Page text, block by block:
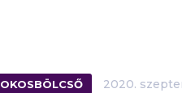
OKOSBÖLCSŐ 2020.